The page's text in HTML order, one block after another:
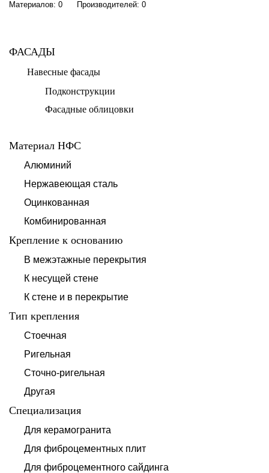
Материалов: 0 Производителей: 0
ФАСАДЫ
Навесные фасады
Подконструкции
Фасадные облицовки
Материал НФС
Алюминий
Нержавеющая сталь
Оцинкованная
Комбинированная
Крепление к основанию
В межэтажные перекрытия
К несущей стене
К стене и в перекрытие
Тип крепления
Стоечная
Ригельная
Сточно-ригельная
Другая
Специализация
Для керамогранита
Для фиброцементных плит
Для фиброцементного сайдинга